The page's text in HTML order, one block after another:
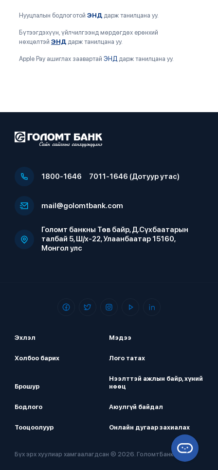
Нууцлалын бодлоготой ЭНД дарж танилцана уу.
Бүтээгдэхүүн, үйлчилгээнд мөрдөгдөх ерөнхий
нөхцөлтэй ЭНД дарж танилцана уу.
Apple Pay ашиглах заавартай ЭНД дарж танилцана уу.
1800-1646 7011-1646 (Дотуур утас)
mail@golomtbank.com
Голомт банкны Төв байр, Д.Сүхбаатарын
талбай 5, Ш/х-22, Улаанбаатар 15160,
Монгол улс
Эхлэл Мэдээ
Холбоо барих Лого татах
Брошур
Нээлттэй ажлын байр, хүний
нөөц
Бодлого Аюулгүй байдал
Тооцоолуур Онлайн дугаар захиалах
Бүх эрх хуулиар хамгаалагдсан © 2026. ГоломтБанк ХК.